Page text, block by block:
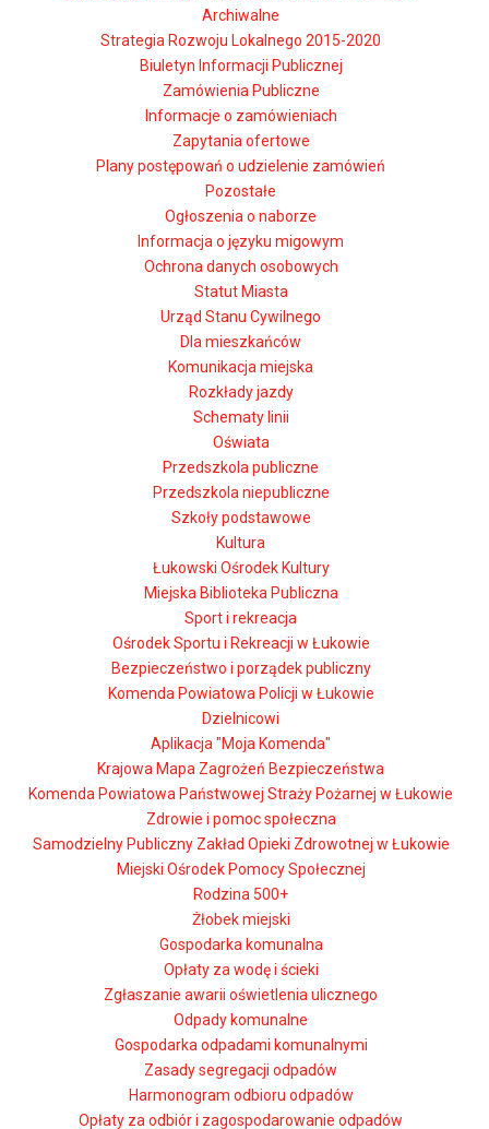
Archiwalne
Strategia Rozwoju Lokalnego 2015-2020
Biuletyn Informacji Publicznej
Zamówienia Publiczne
Informacje o zamówieniach
Zapytania ofertowe
Plany postępowań o udzielenie zamówień
Pozostałe
Ogłoszenia o naborze
Informacja o języku migowym
Ochrona danych osobowych
Statut Miasta
Urząd Stanu Cywilnego
Dla mieszkańców
Komunikacja miejska
Rozkłady jazdy
Schematy linii
Oświata
Przedszkola publiczne
Przedszkola niepubliczne
Szkoły podstawowe
Kultura
Łukowski Ośrodek Kultury
Miejska Biblioteka Publiczna
Sport i rekreacja
Ośrodek Sportu i Rekreacji w Łukowie
Bezpieczeństwo i porządek publiczny
Komenda Powiatowa Policji w Łukowie
Dzielnicowi
Aplikacja "Moja Komenda"
Krajowa Mapa Zagrożeń Bezpieczeństwa
Komenda Powiatowa Państwowej Straży Pożarnej w Łukowie
Zdrowie i pomoc społeczna
Samodzielny Publiczny Zakład Opieki Zdrowotnej w Łukowie
Miejski Ośrodek Pomocy Społecznej
Rodzina 500+
Żłobek miejski
Gospodarka komunalna
Opłaty za wodę i ścieki
Zgłaszanie awarii oświetlenia ulicznego
Odpady komunalne
Gospodarka odpadami komunalnymi
Zasady segregacji odpadów
Harmonogram odbioru odpadów
Opłaty za odbiór i zagospodarowanie odpadów